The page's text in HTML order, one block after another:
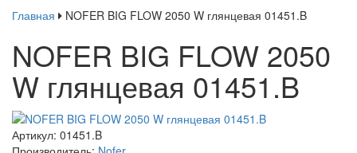
Главная
NOFER BIG FLOW 2050 W глянцевая 01451.B
NOFER BIG FLOW 2050
W глянцевая 01451.B
Артикул: 01451.B